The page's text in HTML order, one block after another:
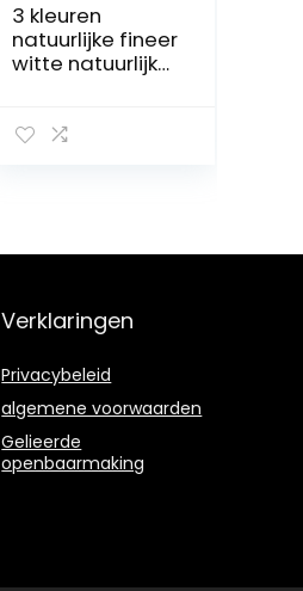
3 kleuren
natuurlijke fineer
witte natuurlijke
audio
Verklaringen
Privacybeleid
algemene voorwaarden
Gelieerde
openbaarmaking